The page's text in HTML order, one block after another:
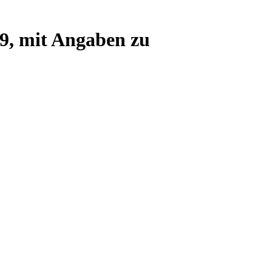
mit Angaben zu